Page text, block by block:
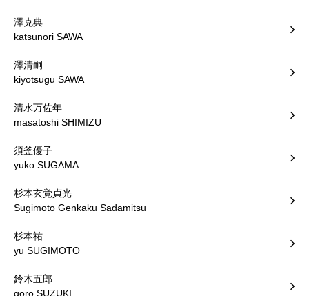
澤克典
katsunori SAWA
澤清嗣
kiyotsugu SAWA
清水万佐年
masatoshi SHIMIZU
須釜優子
yuko SUGAMA
杉本玄覚貞光
Sugimoto Genkaku Sadamitsu
杉本祐
yu SUGIMOTO
鈴木五郎
goro SUZUKI